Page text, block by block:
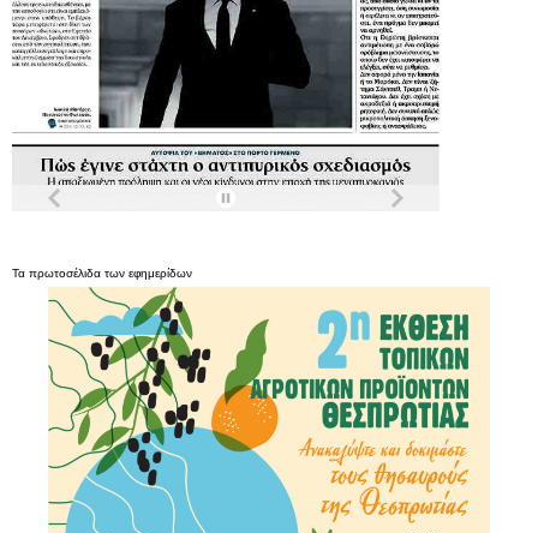
Τα πρωτοσέλιδα των εφημερίδων